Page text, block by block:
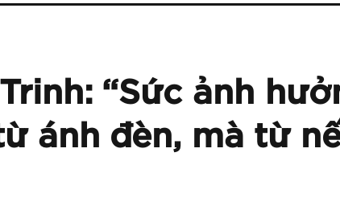
Trinh: “Sức ảnh
ánh đèn, mà từ